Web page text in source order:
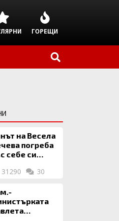
ГОРЕЩИ
на Весела
погреба
себе си
евро
31290 30